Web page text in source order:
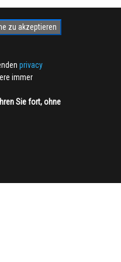
zu akzeptieren
privacy
immer
Sie fort, ohne